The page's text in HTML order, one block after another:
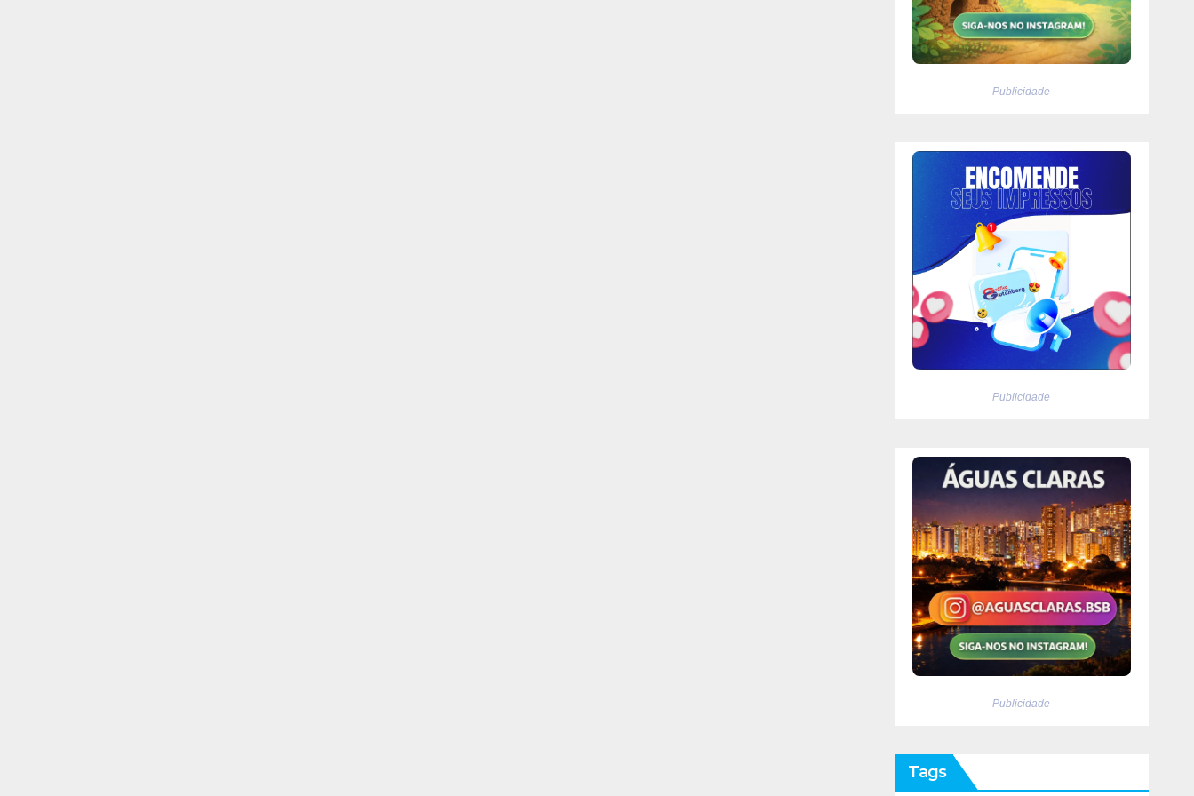
Publicidade
Publicidade
Publicidade
Tags